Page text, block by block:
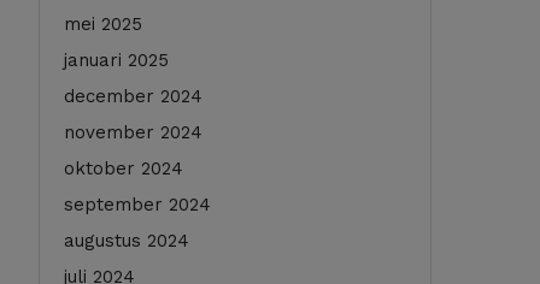
mei 2025
januari 2025
december 2024
november 2024
oktober 2024
september 2024
augustus 2024
juli 2024